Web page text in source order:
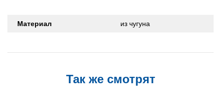
Материал из чугуна
Так же смотрят